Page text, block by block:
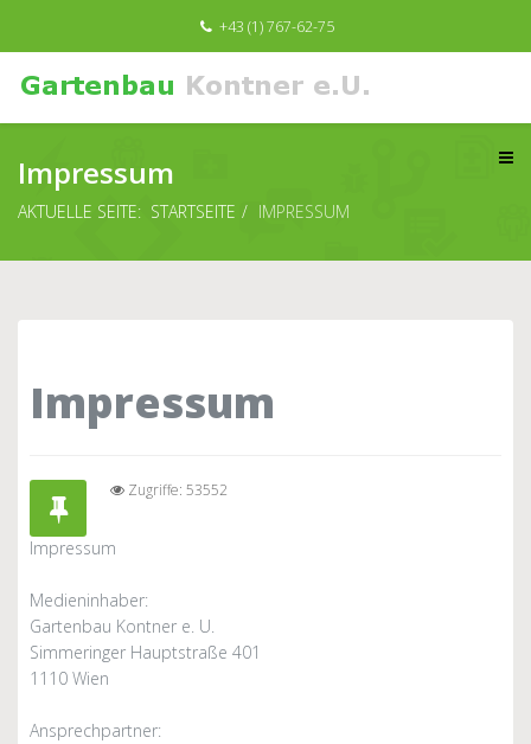
+43 (1) 767-62-75
Impressum
AKTUELLE SEITE: STARTSEITE IMPRESSUM
Impressum
Zugriffe: 53552
Impressum
Medieninhaber:
Gartenbau Kontner e. U.
Simmeringer Hauptstraße 401
1110 Wien
Ansprechpartner: